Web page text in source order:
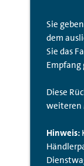
Sie
dem
Sie das
Diese
weiteren
Hinweis: